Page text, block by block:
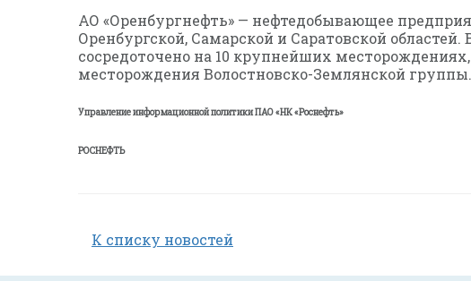
АО «Оренбургнефть» — нефтедобывающее
Оренбургской, Самарской и Саратовской
сосредоточено на 10 крупнейших
месторождения Волостновско-Землянской
Управление информационной политики ПАО «НК «Роснефть»
РОСНЕФТЬ
К списку новостей